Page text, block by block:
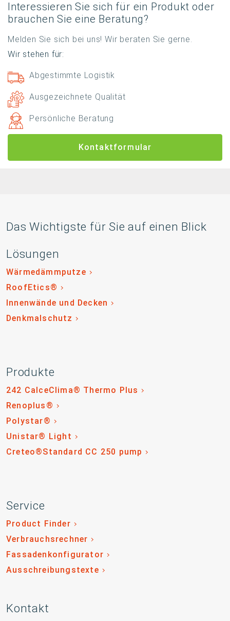
Interessieren Sie sich für ein Produkt oder
brauchen Sie eine Beratung?
Melden Sie sich bei uns! Wir beraten Sie gerne.
Wir stehen für:
Abgestimmte Logistik
Ausgezeichnete Qualität
Persönliche Beratung
Kontaktformular
Das Wichtigste für Sie auf einen Blick
Lösungen
Wärmedämmputze
RoofEtics®
Innenwände und Decken
Denkmalschutz
Produkte
242 CalceClima® Thermo Plus
Renoplus®
Polystar®
Unistar® Light
Creteo®Standard CC 250 pump
Service
Product Finder
Verbrauchsrechner
Fassadenkonfigurator
Ausschreibungstexte
Kontakt